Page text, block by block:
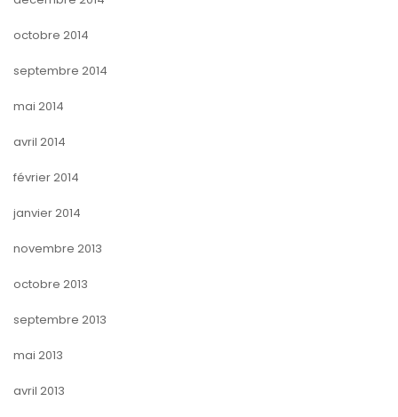
octobre 2014
septembre 2014
mai 2014
avril 2014
février 2014
janvier 2014
novembre 2013
octobre 2013
septembre 2013
mai 2013
avril 2013